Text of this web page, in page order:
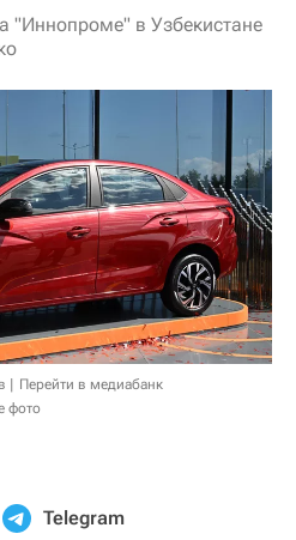
"Иннопроме" в Узбекистане
Перейти в медиабанк
фото
Telegram